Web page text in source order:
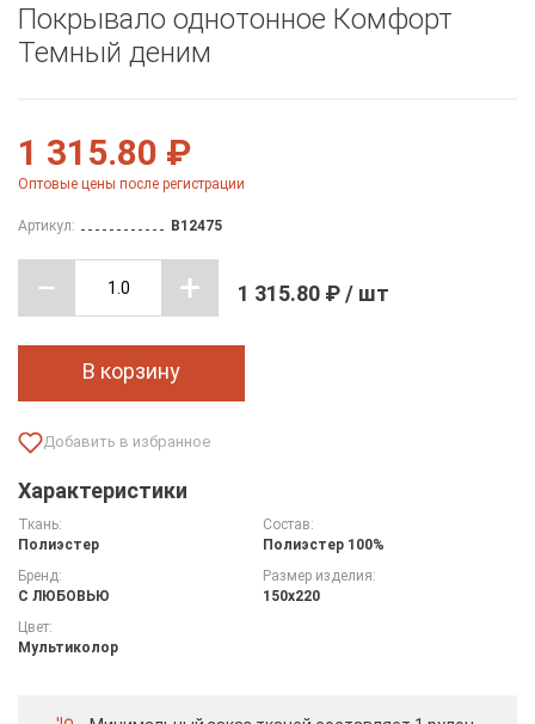
Покрывало однотонное Комфорт
Темный деним
1 315.80 ₽
Оптовые цены после регистрации
Артикул: B12475
1 315.80 ₽ / шт
В корзину
Характеристики
Ткань:
Полиэстер
Состав:
Полиэстер 100%
Бренд:
С ЛЮБОВЬЮ
Размер изделия:
150х220
Цвет:
Мультиколор